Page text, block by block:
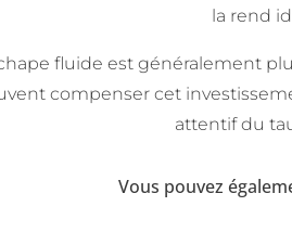
la rend
fluide est généralement
compenser cet
attentif du
Vous pouvez